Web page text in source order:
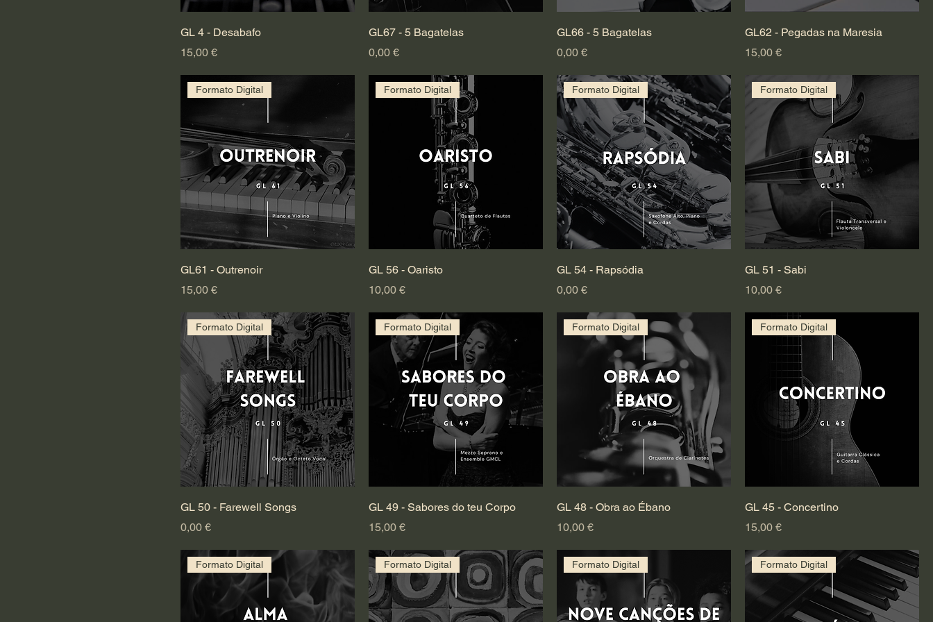
GL 4 - Desabafo
Preço
15,00 €
GL67 - 5 Bagatelas
Preço
0,00 €
GL66 - 5 Bagatelas
Preço
0,00 €
GL62 - Pegadas na Maresia
Preço
15,00 €
Formato Digital
GL61 - Outrenoir
Preço
15,00 €
Formato Digital
GL 56 - Oaristo
Preço
10,00 €
Formato Digital
GL 54 - Rapsódia
Preço
0,00 €
Formato Digital
GL 51 - Sabi
Preço
10,00 €
Formato Digital
GL 50 - Farewell Songs
Preço
0,00 €
Formato Digital
GL 49 - Sabores do teu Corpo
Preço
15,00 €
Formato Digital
GL 48 - Obra ao Ébano
Preço
10,00 €
Formato Digital
GL 45 - Concertino
Preço
15,00 €
Formato Digital Formato Digital Formato Digital Formato Digital